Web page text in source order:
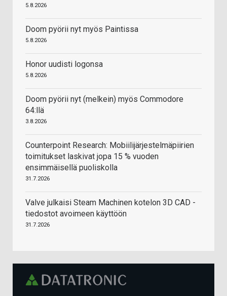
5.8.2026
Doom pyörii nyt myös Paintissa
5.8.2026
Honor uudisti logonsa
5.8.2026
Doom pyörii nyt (melkein) myös Commodore
64:llä
3.8.2026
Counterpoint Research: Mobiilijärjestelmäpiirien
toimitukset laskivat jopa 15 % vuoden
ensimmäisellä puoliskolla
31.7.2026
Valve julkaisi Steam Machinen kotelon 3D CAD -
tiedostot avoimeen käyttöön
31.7.2026